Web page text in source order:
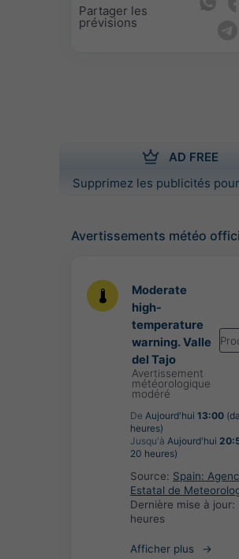
Partager les
prévisions
AD FREE
Supprimez les publicités
Avertissements météo
Moderate
high-
temperature
warning. Valle
del Tajo
Avertissement
météorologique
modéré
De Aujourd'hui 13:00
heures)
Jusqu'à Aujourd'hui
20 heures)
Source: Spain:
Estatal de
Dernière mise à jour:
heures
Afficher plus